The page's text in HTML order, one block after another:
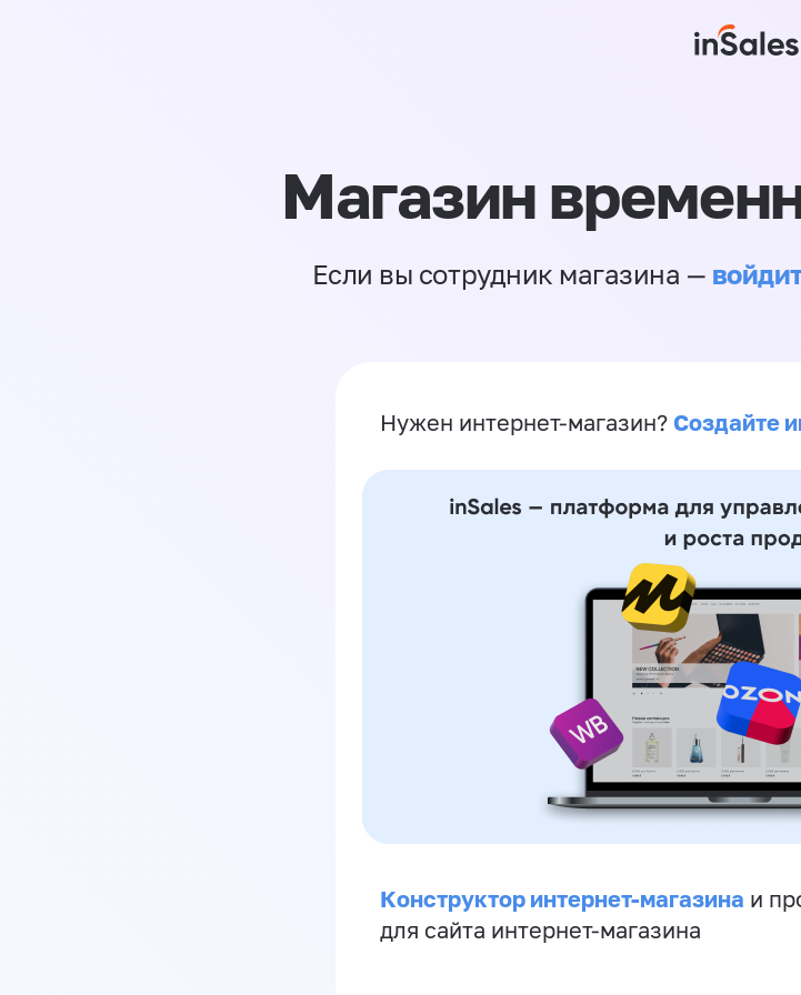
Магазин
Если вы сотрудник магазина —
Нужен интернет-магазин? Создайте
Конструктор интернет-магазина и
для сайта интернет-магазина